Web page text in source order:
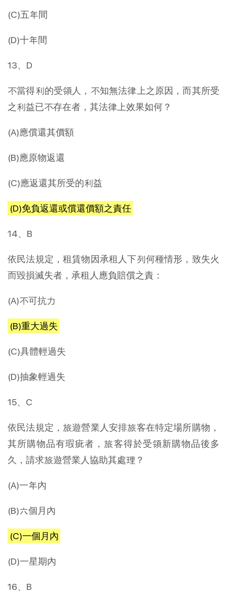
(C)五年間
(D)十年間
13、D
不當得利的受領人，不知無法律上之原因，而其所受
之利益已不存在者，其法律上效果如何？
(A)應償還其價額
(B)應原物返還
(C)應返還其所受的利益
(D)免負返還或償還價額之責任
14、B
依民法規定，租賃物因承租人下列何種情形，致失火
而毀損滅失者，承租人應負賠償之責：
(A)不可抗力
(B)重大過失
(C)具體輕過失
(D)抽象輕過失
15、C
依民法規定，旅遊營業人安排旅客在特定場所購物，
其所購物品有瑕疵者，旅客得於受領新購物品後多
久，請求旅遊營業人協助其處理？
(A)一年內
(B)六個月內
(C)一個月內
(D)一星期內
16、B